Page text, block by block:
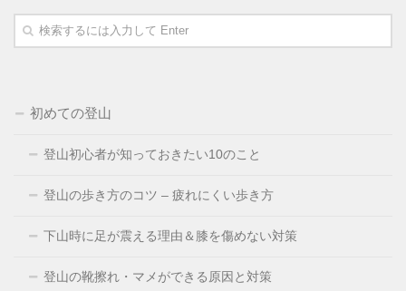
初めての登山
登山初心者が知っておきたい10のこと
登山の歩き方のコツ – 疲れにくい歩き方
下山時に足が震える理由＆膝を傷めない対策
登山の靴擦れ・マメができる原因と対策